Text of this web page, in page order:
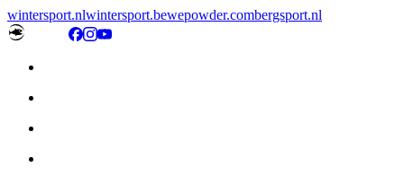
wintersport.nlwintersport.bewepowder.combergsport.nl